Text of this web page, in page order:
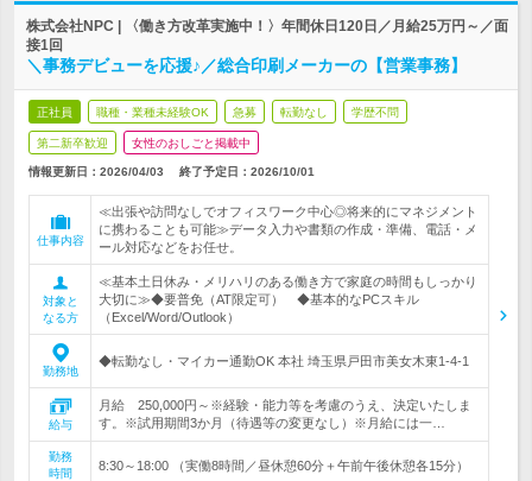
株式会社NPC | 〈働き方改革実施中！〉年間休日120日／月給25万円～／面
接1回
＼事務デビューを応援♪／総合印刷メーカーの【営業事務】
正社員 職種・業種未経験OK 急募 転勤なし 学歴不問
第二新卒歓迎 女性のおしごと掲載中
情報更新日：2026/04/03 終了予定日： 2026/10/01
仕事内容
≪出張や訪問なしでオフィスワーク中心◎将来的にマネジメント
に携わることも可能≫データ入力や書類の作成・準備、電話・メ
ール対応などをお任せ。
対象と
なる方
≪基本土日休み・メリハリのある働き方で家庭の時間もしっかり
大切に≫◆要普免（AT限定可） ◆基本的なPCスキル
（Excel/Word/Outlook）
勤務地
◆転勤なし・マイカー通勤OK 本社 埼玉県戸田市美女木東1-4-1
給与
月給 250,000円～※経験・能力等を考慮のうえ、決定いたしま
す。※試用期間3か月（待遇等の変更なし）※月給には一…
勤務
時間
8:30～18:00 （実働8時間／昼休憩60分＋午前午後休憩各15分）